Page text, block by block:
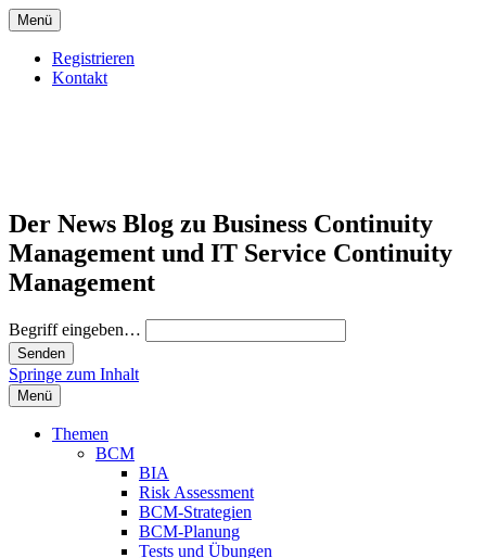
Menü
Registrieren
Kontakt
Der News Blog zu Business Continuity
Management und IT Service Continuity
Management
Begriff eingeben…
Springe zum Inhalt
Menü
Themen
BCM
BIA
Risk Assessment
BCM-Strategien
BCM-Planung
Tests und Übungen